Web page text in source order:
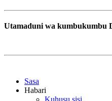
Utamaduni wa kumbukumbu
Sasa
Habari
Kuhusu sisi